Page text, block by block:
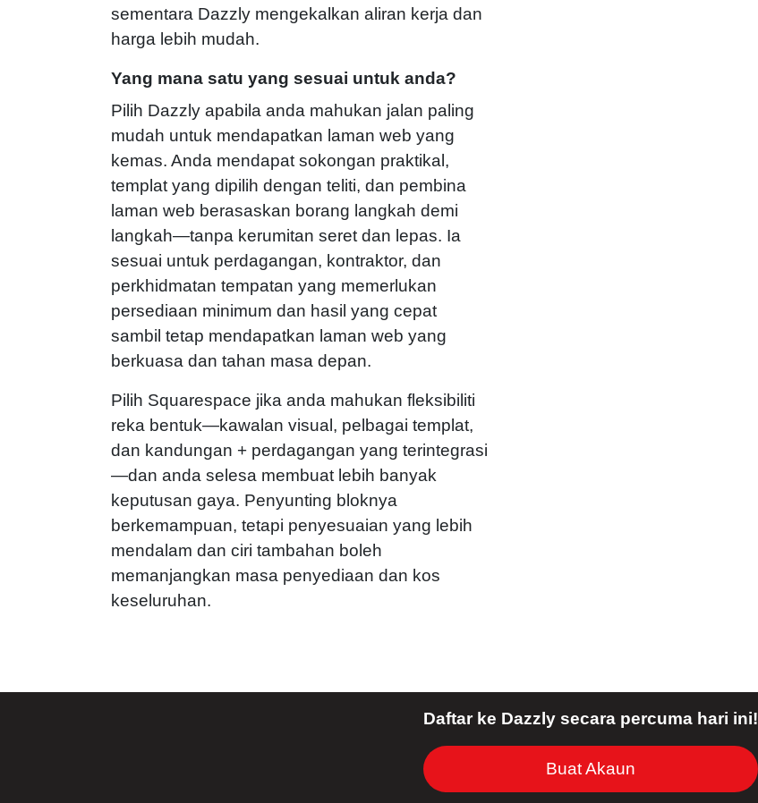
sementara Dazzly mengekalkan aliran kerja dan
harga lebih mudah.
Yang mana satu yang sesuai untuk anda?
Pilih Dazzly apabila anda mahukan jalan paling
mudah untuk mendapatkan laman web yang
kemas. Anda mendapat sokongan praktikal,
templat yang dipilih dengan teliti, dan pembina
laman web berasaskan borang langkah demi
langkah—tanpa kerumitan seret dan lepas. Ia
sesuai untuk perdagangan, kontraktor, dan
perkhidmatan tempatan yang memerlukan
persediaan minimum dan hasil yang cepat
sambil tetap mendapatkan laman web yang
berkuasa dan tahan masa depan.
Pilih Squarespace jika anda mahukan fleksibiliti
reka bentuk—kawalan visual, pelbagai templat,
dan kandungan + perdagangan yang terintegrasi
—dan anda selesa membuat lebih banyak
keputusan gaya. Penyunting bloknya
berkemampuan, tetapi penyesuaian yang lebih
mendalam dan ciri tambahan boleh
memanjangkan masa penyediaan dan kos
keseluruhan.
Daftar ke Dazzly secara percuma hari ini!
Buat Akaun